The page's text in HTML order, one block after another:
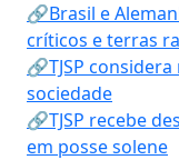
🔗Brasil e
críticos e terras
🔗TJSP
sociedade
🔗TJSP recebe
em posse solene